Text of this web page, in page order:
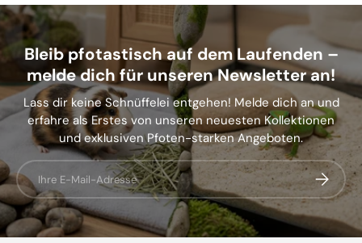
Bleib pfotastisch auf dem Laufenden –
melde dich für unseren Newsletter an!
Lass dir keine Schnüffelei entgehen! Melde dich an und
erfahre als Erstes von unseren neuesten Kollektionen
und exklusiven Pfoten-starken Angeboten.
E-Mail